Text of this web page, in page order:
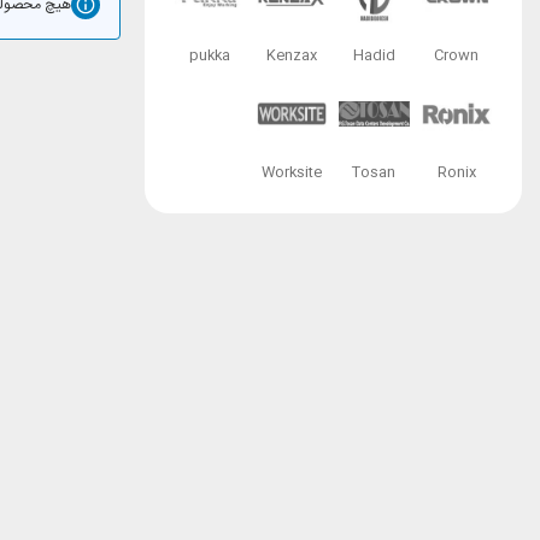
هیچ
Crown
Hadid
Kenzax
pukka
Ronix
Tosan
Worksite